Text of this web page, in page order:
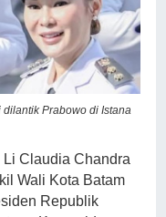
Prabowo di Istana
Li Claudia Chandra
Wali Kota Batam
Republik